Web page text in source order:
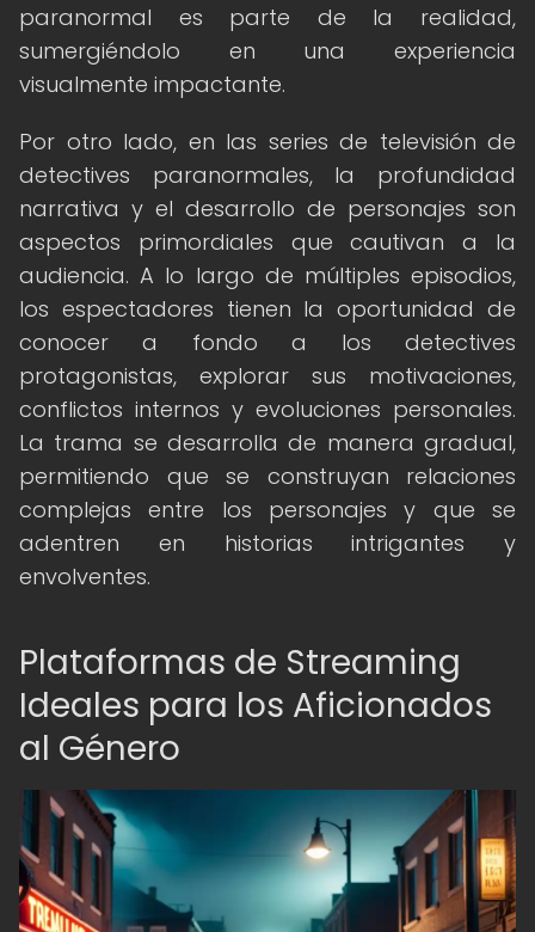
paranormal es parte de la realidad,
sumergiéndolo en una experiencia
visualmente impactante.
Por otro lado, en las series de televisión de
detectives paranormales, la profundidad
narrativa y el desarrollo de personajes son
aspectos primordiales que cautivan a la
audiencia. A lo largo de múltiples episodios,
los espectadores tienen la oportunidad de
conocer a fondo a los detectives
protagonistas, explorar sus motivaciones,
conflictos internos y evoluciones personales.
La trama se desarrolla de manera gradual,
permitiendo que se construyan relaciones
complejas entre los personajes y que se
adentren en historias intrigantes y
envolventes.
Plataformas de Streaming
Ideales para los Aficionados
al Género